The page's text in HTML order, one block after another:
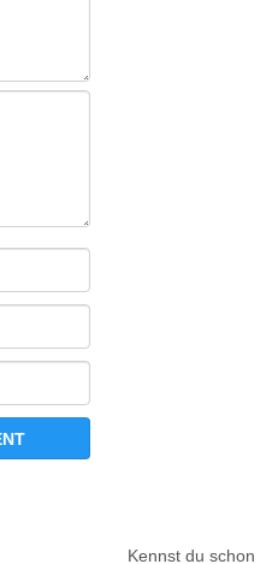
Kennst du schon